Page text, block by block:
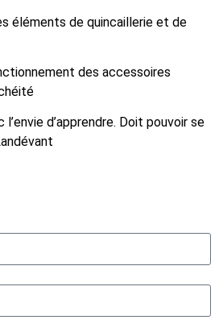
éléments de quincaillerie et de
des accessoires
l’envie d’apprendre. Doit pouvoir se